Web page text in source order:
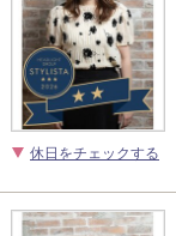
休日をチェックする